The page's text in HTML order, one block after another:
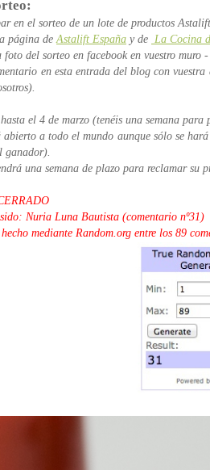
en el sorteo de un lote de productos
página de Astalift España y de La Cocina
del sorteo en facebook en vuestro muro -
en esta entrada del blog con
el 4 de marzo (tenéis una semana para
a todo el mundo aunque sólo se
ganador).
una semana de plazo para reclamar su
Nuria Luna Bautista (comentario nº31)
mediante Random.org entre los 89